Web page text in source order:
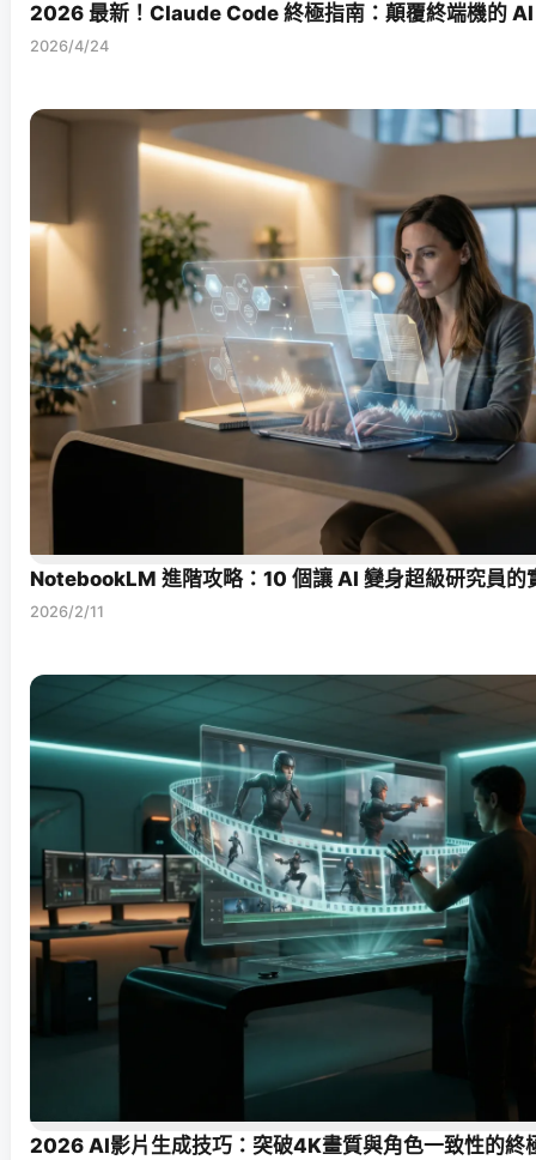
2026 最新！Claude Code 終極指南：顛覆終端機的 AI
2026/4/24
NotebookLM 進階攻略：10 個讓 AI 變身超級研究員的
2026/2/11
2026 AI影片生成技巧：突破4K畫質與角色一致性的終